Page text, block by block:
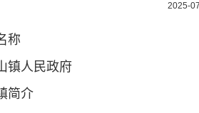
2025-
称
镇人民政府
简介